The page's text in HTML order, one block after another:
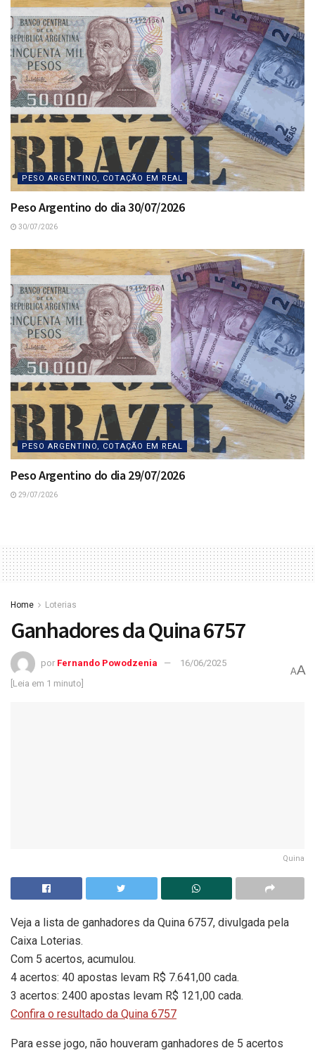
PESO ARGENTINO, COTAÇÃO EM REAL
Peso Argentino do dia 30/07/2026
30/07/2026
PESO ARGENTINO, COTAÇÃO EM REAL
Peso Argentino do dia 29/07/2026
29/07/2026
Home Loterias
Ganhadores da Quina 6757
por Fernando Powodzenia
16/06/2025
[Leia em 1 minuto]
AA
Quina
Veja a lista de ganhadores da Quina 6757, divulgada pela
Caixa Loterias.
Com 5 acertos, acumulou.
4 acertos: 40 apostas levam R$ 7.641,00 cada.
3 acertos: 2400 apostas levam R$ 121,00 cada.
Confira o resultado da Quina 6757
Para esse jogo, não houveram ganhadores de 5 acertos